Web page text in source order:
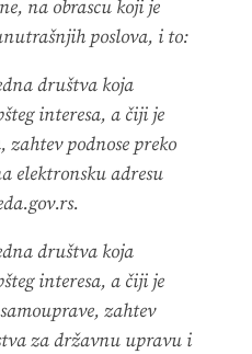
na obrascu koji je
poslova, i to:
društva koja
interesa, a čiji je
zahtev podnose preko
elektronsku adresu
društva koja
interesa, a čiji je
zahtev
za državnu upravu i